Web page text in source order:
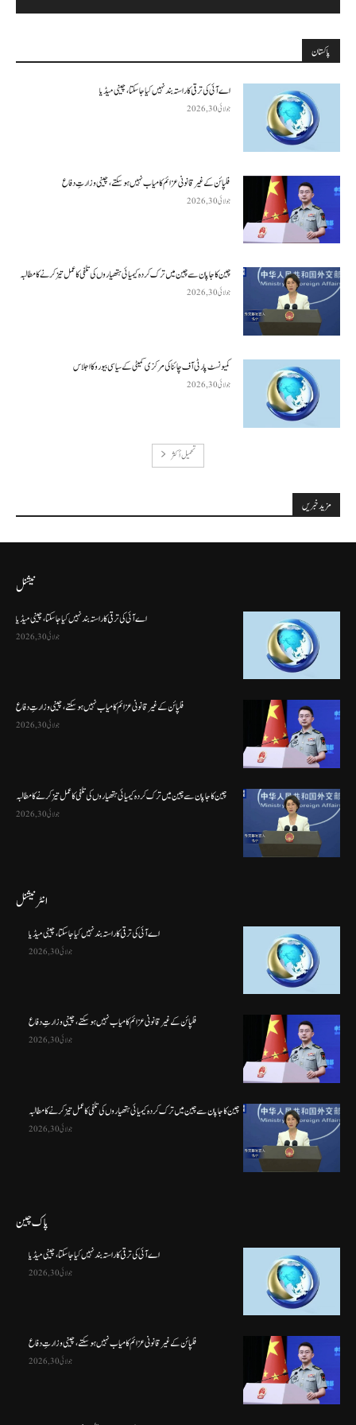
پاکستان
اے آئی کی ترقی کا راستہ بند نہیں کیا جا سکتا، چینی میڈیا
جولائی 30, 2026
فلپائن کے غیر قانونی عزائم کامیاب نہیں ہو سکتے ، چینی وزارتِ دفاع
جولائی 30, 2026
چین کا جاپان سے چین میں ترک کردہ کیمیائی ہتھیاروں کی تلفی کا عمل تیز کرنے کا مطالبہ
جولائی 30, 2026
کمیونسٹ پارٹی آف چائنا کی مرکزی کمیٹی کے سیاسی بیورو کا اجلاس
جولائی 30, 2026
تحميل أكثر
مزید خبریں
نیشنل
اے آئی کی ترقی کا راستہ بند نہیں کیا جا سکتا، چینی میڈیا
جولائی 30, 2026
فلپائن کے غیر قانونی عزائم کامیاب نہیں ہو سکتے ، چینی وزارتِ دفاع
جولائی 30, 2026
چین کا جاپان سے چین میں ترک کردہ کیمیائی ہتھیاروں کی تلفی کا عمل تیز کرنے کا مطالبہ
جولائی 30, 2026
انٹرنیشنل
اے آئی کی ترقی کا راستہ بند نہیں کیا جا سکتا، چینی میڈیا
جولائی 30, 2026
فلپائن کے غیر قانونی عزائم کامیاب نہیں ہو سکتے ، چینی وزارتِ دفاع
جولائی 30, 2026
چین کا جاپان سے چین میں ترک کردہ کیمیائی ہتھیاروں کی تلفی کا عمل تیز کرنے کا مطالبہ
جولائی 30, 2026
پاک چین
اے آئی کی ترقی کا راستہ بند نہیں کیا جا سکتا، چینی میڈیا
جولائی 30, 2026
فلپائن کے غیر قانونی عزائم کامیاب نہیں ہو سکتے ، چینی وزارتِ دفاع
جولائی 30, 2026